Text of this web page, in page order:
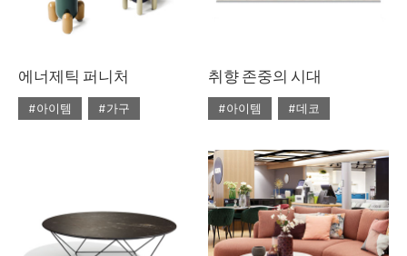
에너제틱 퍼니처
#아이템
#가구
#쇼핑
#의자
#체어
#테이블
취향 존중의 시대
#아이템
#데코
#4월호 룩
#가구
#데코
#룩
#소품
#스타일링
#의자
#조명
#집 꾸미기